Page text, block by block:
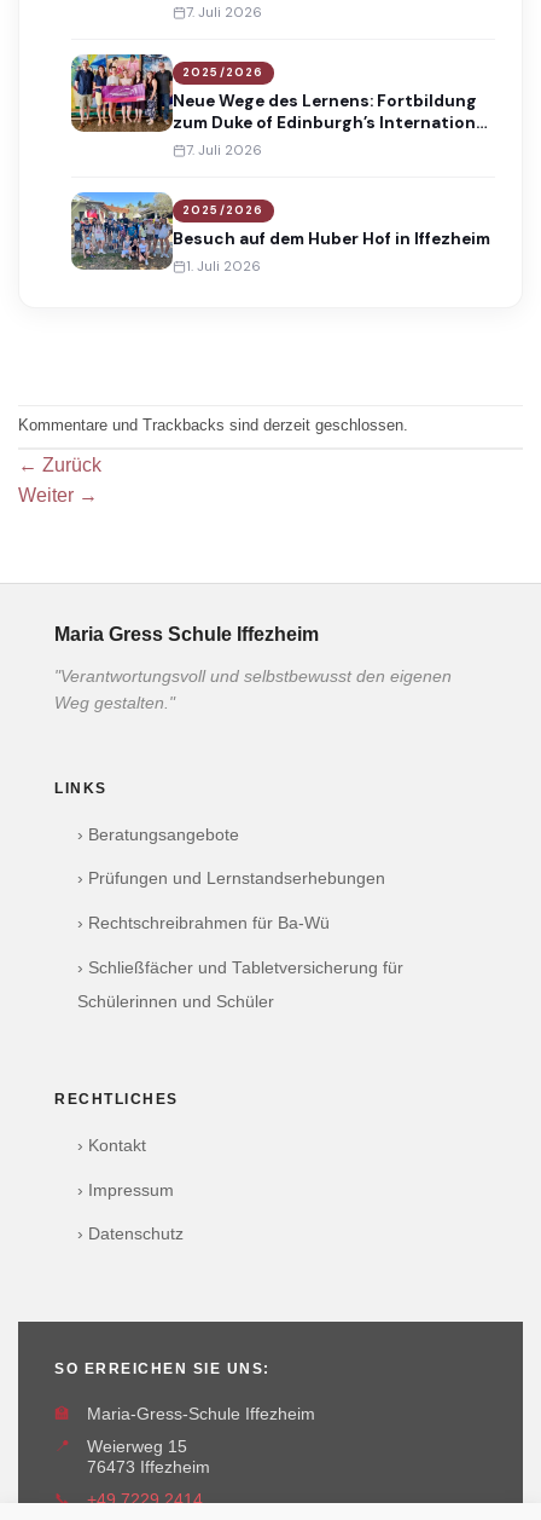
7. Juli 2026
2025/2026
Neue Wege des Lernens: Fortbildung
zum Duke of Edinburgh’s International
Award
7. Juli 2026
2025/2026
Besuch auf dem Huber Hof in Iffezheim
1. Juli 2026
Kommentare und Trackbacks sind derzeit geschlossen.
← Zurück
Weiter →
Maria Gress Schule Iffezheim
"Verantwortungsvoll und selbstbewusst den eigenen
Weg gestalten."
LINKS
› Beratungsangebote
› Prüfungen und Lernstandserhebungen
› Rechtschreibrahmen für Ba-Wü
› Schließfächer und Tabletversicherung für
Schülerinnen und Schüler
RECHTLICHES
› Kontakt
› Impressum
› Datenschutz
SO ERREICHEN SIE UNS:
🏫
Maria-Gress-Schule Iffezheim
📍
Weierweg 15
76473 Iffezheim
📞
+49 7229 2414